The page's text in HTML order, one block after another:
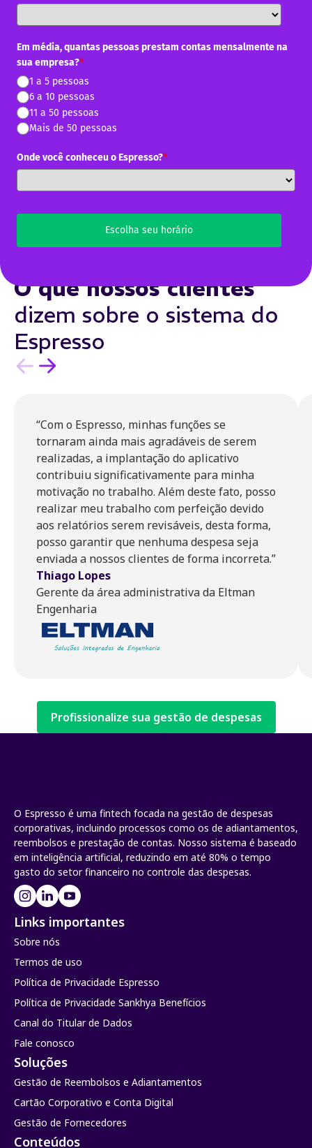
Em média, quantas pessoas prestam contas mensalmente na
sua empresa?*
1 a 5 pessoas
6 a 10 pessoas
11 a 50 pessoas
Mais de 50 pessoas
Onde você conheceu o Espresso?*
Escolha seu horário
O que nossos clientes
dizem sobre o sistema do
Espresso
“Com o Espresso, minhas funções se
tornaram ainda mais agradáveis de serem
realizadas, a implantação do aplicativo
contribuiu significativamente para minha
motivação no trabalho. Além deste fato, posso
realizar meu trabalho com perfeição devido
aos relatórios serem revisáveis, desta forma,
posso garantir que nenhuma despesa seja
enviada a nossos clientes de forma incorreta.”
Thiago Lopes
Gerente da área administrativa da Eltman
Engenharia
Profissionalize sua gestão de despesas
O Espresso é uma fintech focada na gestão de despesas
corporativas, incluindo processos como os de adiantamentos,
reembolsos e prestação de contas. Nosso sistema é baseado
em inteligência artificial, reduzindo em até 80% o tempo
gasto do setor financeiro no controle das despesas.
Links importantes
Sobre nós
Termos de uso
Política de Privacidade Espresso
Política de Privacidade Sankhya Benefícios
Canal do Titular de Dados
Fale conosco
Soluções
Gestão de Reembolsos e Adiantamentos
Cartão Corporativo e Conta Digital
Gestão de Fornecedores
Conteúdos